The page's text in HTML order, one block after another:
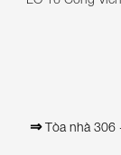
⇒ Tòa nhà 306